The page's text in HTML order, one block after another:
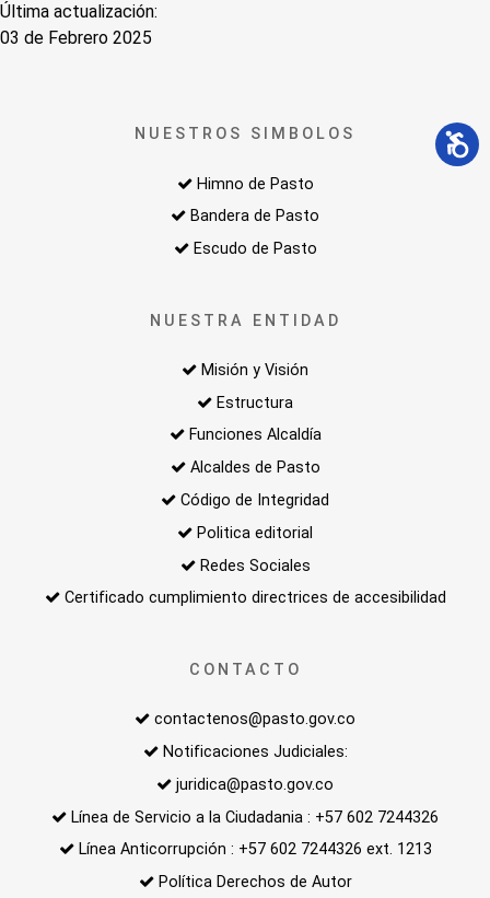
Última actualización:
03 de Febrero 2025
NUESTROS SIMBOLOS
Himno de Pasto
Bandera de Pasto
Escudo de Pasto
NUESTRA ENTIDAD
Misión y Visión
Estructura
Funciones Alcaldía
Alcaldes de Pasto
Código de Integridad
Politica editorial
Redes Sociales
Certificado cumplimiento directrices de accesibilidad
CONTACTO
contactenos@pasto.gov.co
Notificaciones Judiciales:
juridica@pasto.gov.co
Línea de Servicio a la Ciudadania : +57 602 7244326
Línea Anticorrupción : +57 602 7244326 ext. 1213
Política Derechos de Autor